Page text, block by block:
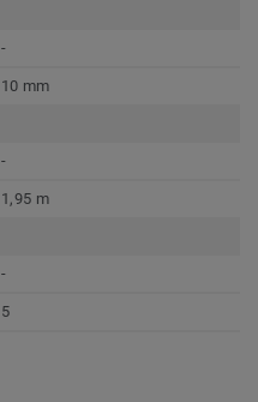
-
10 mm
-
1,95 m
-
5